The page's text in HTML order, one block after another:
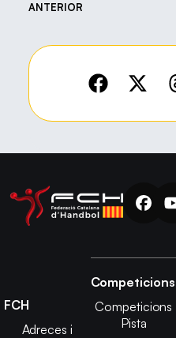
ANTERIOR
FCH
Adreces i
Competicions
Competicions
Pista